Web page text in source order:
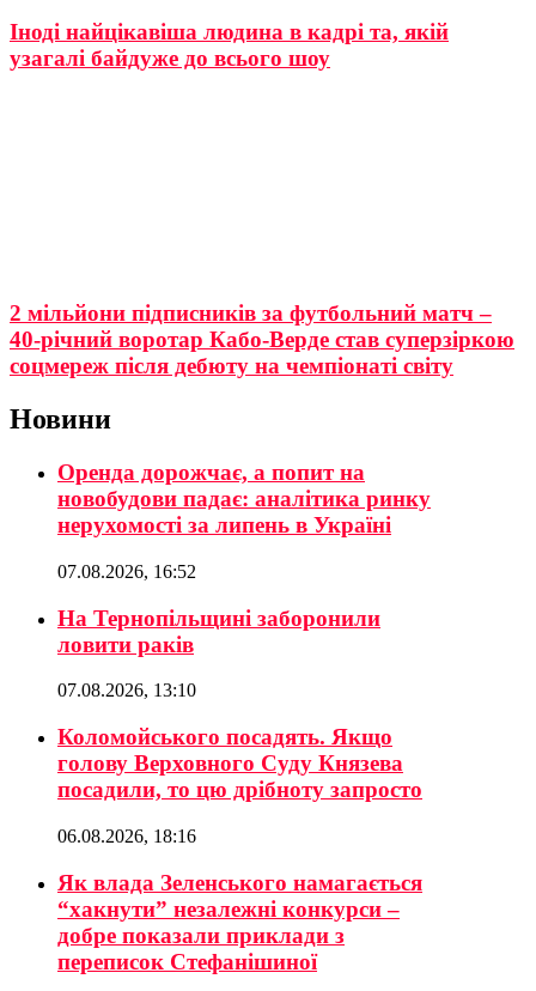
Іноді найцікавіша людина в кадрі та, якій
узагалі байдуже до всього шоу
2 мільйони підписників за футбольний матч –
40-річний воротар Кабо-Верде став суперзіркою
соцмереж після дебюту на чемпіонаті світу
Новини
Оренда дорожчає, а попит на
новобудови падає: аналітика ринку
нерухомості за липень в Україні
07.08.2026, 16:52
На Тернопільщині заборонили
ловити раків
07.08.2026, 13:10
Коломойського посадять. Якщо
голову Верховного Суду Князева
посадили, то цю дрібноту запросто
06.08.2026, 18:16
Як влада Зеленського намагається
“хакнути” незалежні конкурси –
добре показали приклади з
переписок Стефанішиної